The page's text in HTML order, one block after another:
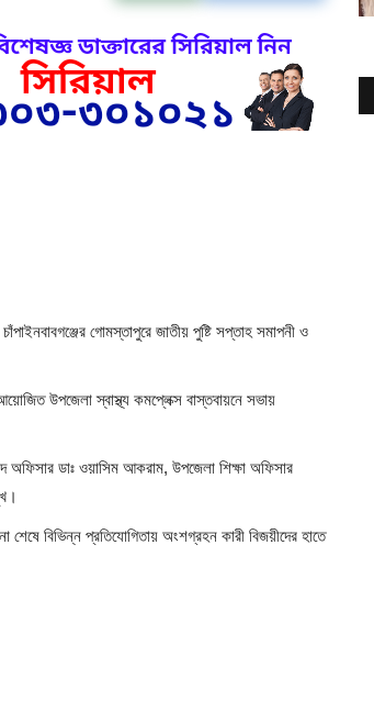
গোমস্তাপুরে জাতীয় পুষ্টি সপ্তাহ সমাপনী ও
উপজেলা স্বাস্থ্য কমপ্লেক্স বাস্তবায়নে সভায়
অফিসার ডাঃ ওয়াসিম আকরাম, উপজেলা শিক্ষা অফিসার
বিভিন্ন প্রতিযোগিতায় অংশগ্রহন কারী বিজয়ীদের হাতে